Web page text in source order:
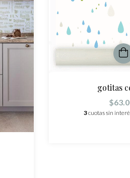
gotitas
3cuotas sin